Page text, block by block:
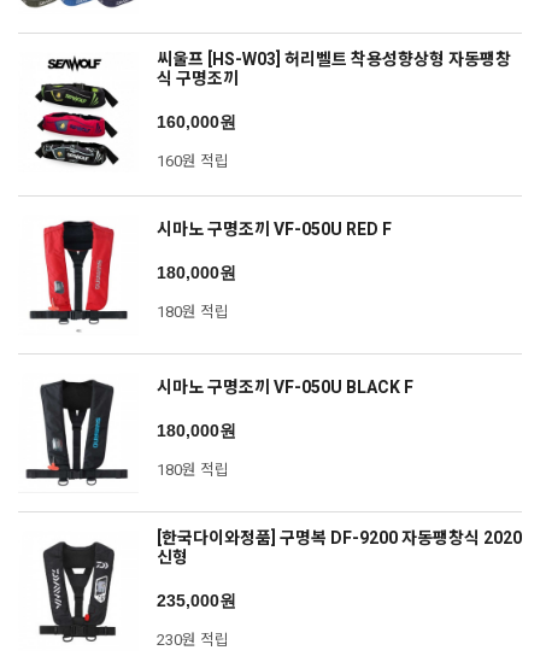
씨울프 [HS-W03] 허리벨트 착용성향상형 자동팽창
식 구명조끼
160,000원
160원 적립
시마노 구명조끼 VF-050U RED F
180,000원
180원 적립
시마노 구명조끼 VF-050U BLACK F
180,000원
180원 적립
[한국다이와정품] 구명복 DF-9200 자동팽창식 2020
신형
235,000원
230원 적립